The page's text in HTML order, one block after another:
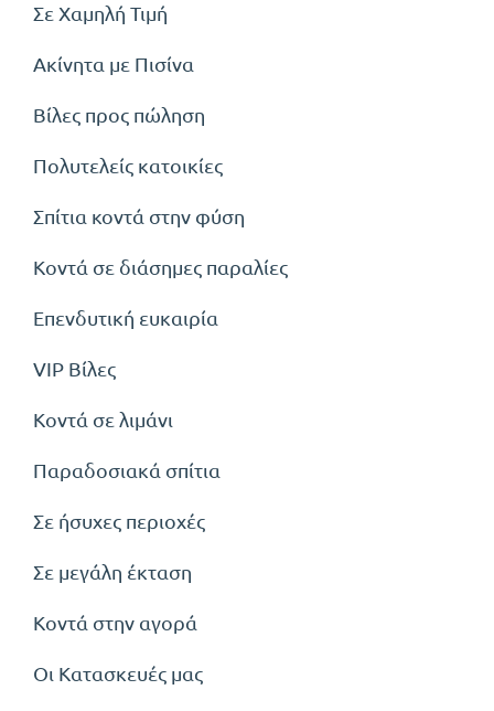
Σε Χαμηλή Τιμή
Ακίνητα με Πισίνα
Βίλες προς πώληση
Πολυτελείς κατοικίες
Σπίτια κοντά στην φύση
Κοντά σε διάσημες παραλίες
Επενδυτική ευκαιρία
VIP Βίλες
Κοντά σε λιμάνι
Παραδοσιακά σπίτια
Σε ήσυχες περιοχές
Σε μεγάλη έκταση
Κοντά στην αγορά
Οι Κατασκευές μας